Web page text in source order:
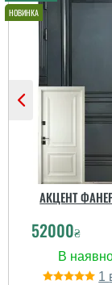
справились.
відгук тільки
Непоганий
сподобався в
є в наявності,
закрить два
читати всі
АКЦЕНТ
52000₴
1